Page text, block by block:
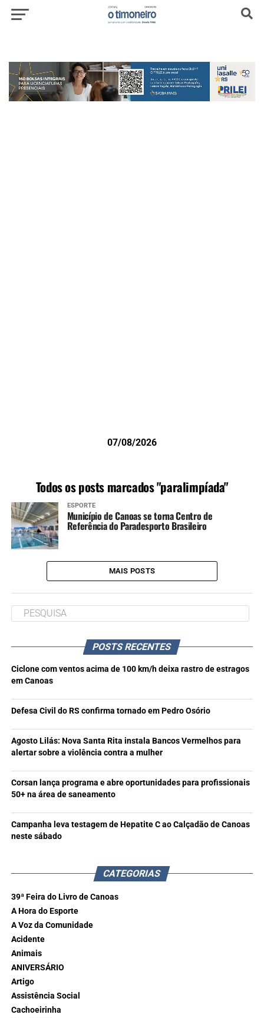
07/08/2026
Todos os posts marcados "paralimpíada"
ESPORTE
Município de Canoas se torna Centro de
Referência do Paradesporto Brasileiro
MAIS POSTS
POSTS RECENTES
Ciclone com ventos acima de 100 km/h deixa rastro de estragos
em Canoas
Defesa Civil do RS confirma tornado em Pedro Osório
Agosto Lilás: Nova Santa Rita instala Bancos Vermelhos para
alertar sobre a violência contra a mulher
Corsan lança programa e abre oportunidades para profissionais
50+ na área de saneamento
Campanha leva testagem de Hepatite C ao Calçadão de Canoas
neste sábado
CATEGORIAS
39ª Feira do Livro de Canoas
A Hora do Esporte
A Voz da Comunidade
Acidente
Animais
ANIVERSÁRIO
Artigo
Assistência Social
Cachoeirinha